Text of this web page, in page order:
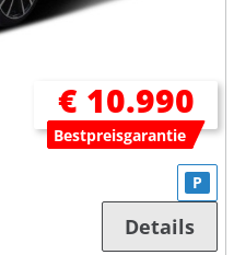
€ 10.990
Bestpreisgarantie
P
Details